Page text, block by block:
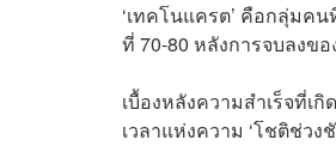
‘เทคโนแครต’ คือกลุ่มค
ที่ 70-80 หลังการจบลงข
เบื้องหลังความสำเร็จที่เ
เวลาแห่งความ ‘โชติช่วง